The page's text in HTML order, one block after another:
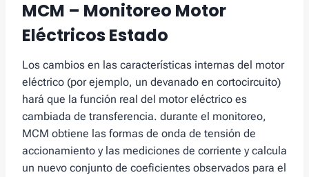
MCM – Monitoreo Motor
Eléctricos Estado
Los cambios en las características internas del motor
eléctrico (por ejemplo, un devanado en cortocircuito)
hará que la función real del motor eléctrico es
cambiada de transferencia. durante el monitoreo,
MCM obtiene las formas de onda de tensión de
accionamiento y las mediciones de corriente y calcula
un nuevo conjunto de coeficientes observados para el